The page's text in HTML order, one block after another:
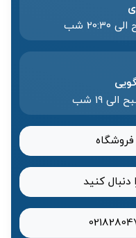
فروشگاه
دنبال کنید